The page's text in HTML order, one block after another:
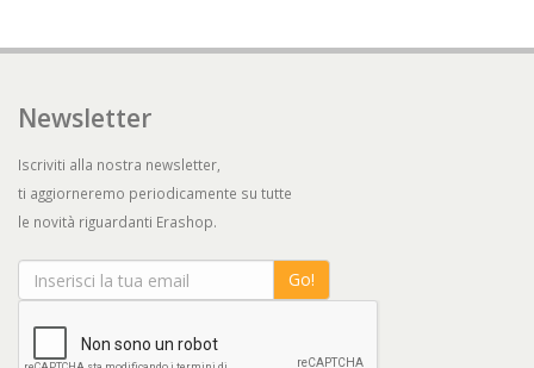
Newsletter
Iscriviti alla nostra newsletter,
ti aggiorneremo periodicamente su tutte
le novità riguardanti Erashop.
Go!